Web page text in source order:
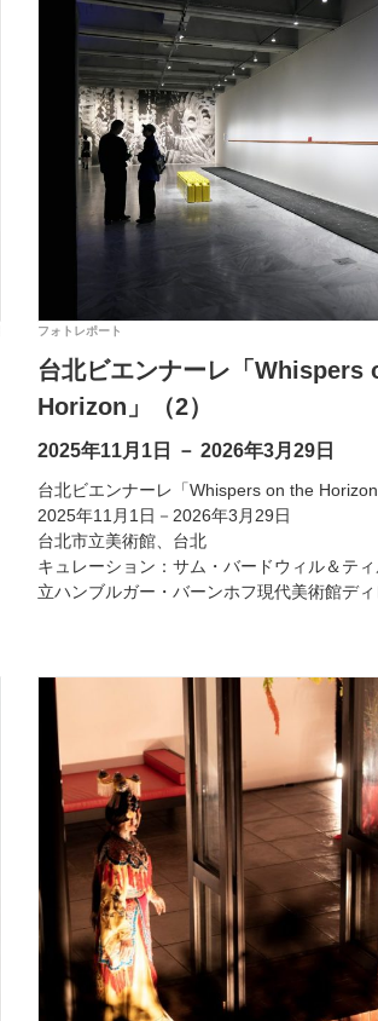
フォトレポート
台北ビエンナーレ「Whispers
Horizon」（2）
2025年11月1日 － 2026年3月29日
台北ビエンナーレ「Whispers on the Horizon
2025年11月1日－2026年3月29日
台北市立美術館、台北
キュレーション：サム・バードウィル＆テ
立ハンブルガー・バーンホフ現代美術館ディ